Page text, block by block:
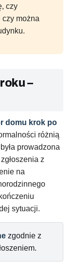
czy
czy można
–
domu krok po
różnią
prowadzona
z
na
sytuacji.
zgodnie z